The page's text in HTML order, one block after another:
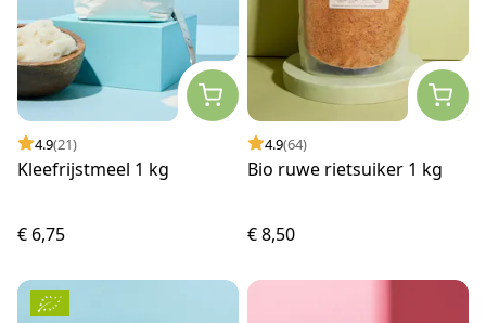
4.9(21)
Kleefrijstmeel 1 kg
€ 6,75
4.9(64)
Bio ruwe rietsuiker 1 kg
€ 8,50